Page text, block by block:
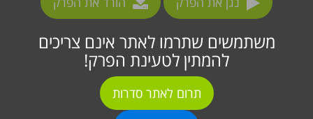
משתמשים שתרמו לאתר אינם צריכים
להמתין לטעינת הפרק!
תרום לאתר סדרות